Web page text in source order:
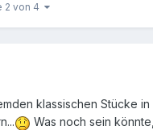
2 von 4
klassischen Stücke
Was noch sein